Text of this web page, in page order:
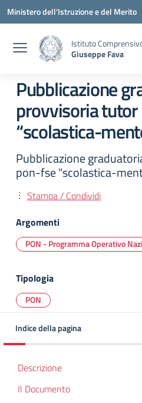
Vai ai contenuti
Vai al menu di navigazione
Vai al footer
Ministero dell'Istruzione e del Merito
Istituto
Giuseppe Fava
Pubblicazione
provvisoria
“scolastica-
Pubblicazione
pon-fse "scolastica-
Stampa / Condividi
Argomenti
PON - Programma Operativo
Tipologia
PON
Indice della pagina
Descrizione
Il Documento